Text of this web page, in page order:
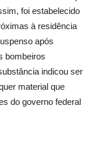
foi estabelecido
à residência
após
bombeiros
indicou ser
material que
do governo federal